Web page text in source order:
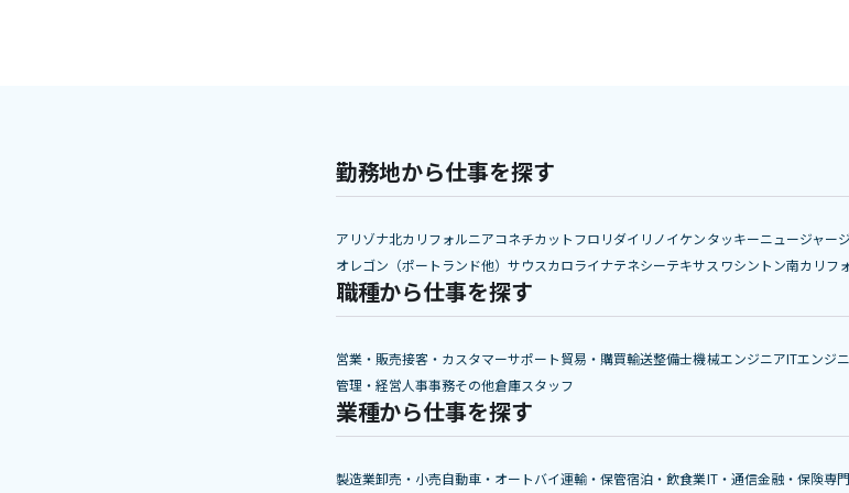
勤務地から仕事を探す
アリゾナ北カリフォルニアコネチカットフロリダイリノイケンタッキーニュージャー
オレゴン（ポートランド他）サウスカロライナテネシーテキサス ワシントン南カリフ
職種から仕事を探す
営業・販売接客・カスタマーサポート貿易・購買輸送整備士機械エンジニアITエンジ
管理・経営人事事務その他倉庫スタッフ
業種から仕事を探す
製造業卸売・小売自動車・オートバイ運輸・保管宿泊・飲食業IT・通信金融・保険専